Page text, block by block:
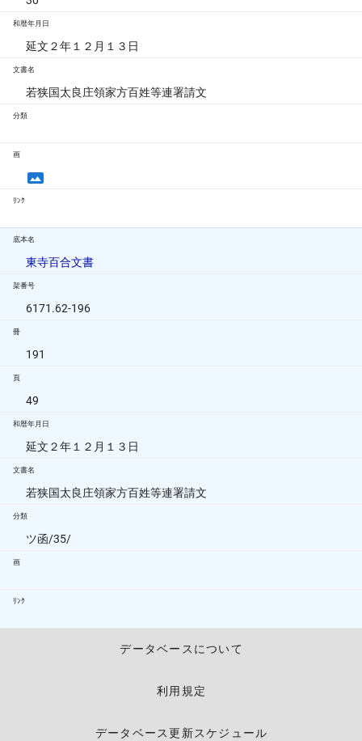
和暦年月日
延文２年１２月１３日
文書名
若狭国太良庄領家方百姓等連署請文
分類
画
ﾘﾝｸ
底本名
東寺百合文書
架番号
6171.62-196
冊
191
頁
49
和暦年月日
延文２年１２月１３日
文書名
若狭国太良庄領家方百姓等連署請文
分類
ツ函/35/
画
ﾘﾝｸ
データベースについて
利用規定
データベース更新スケジュール